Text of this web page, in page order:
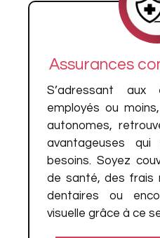
Assurances
S’adressant
employés ou
autonomes,
avantageuses
besoins. Soyez
de santé, des frais
dentaires ou
visuelle grâce à ce